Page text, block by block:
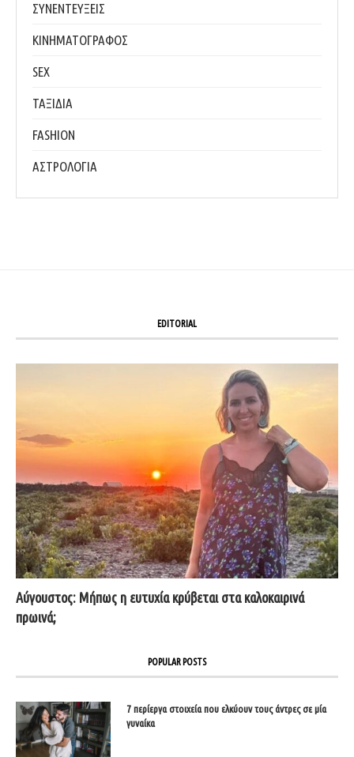
ΣΥΝΕΝΤΕΥΞΕΙΣ
ΚΙΝΗΜΑΤΟΓΡΑΦΟΣ
SEX
ΤΑΞΙΔΙΑ
FASHION
ΑΣΤΡΟΛΟΓΙΑ
EDITORIAL
Αύγουστος: Μήπως η ευτυχία κρύβεται στα καλοκαιρινά
πρωινά;
POPULAR POSTS
7 περίεργα στοιχεία που ελκύουν τους άντρες σε μία
γυναίκα